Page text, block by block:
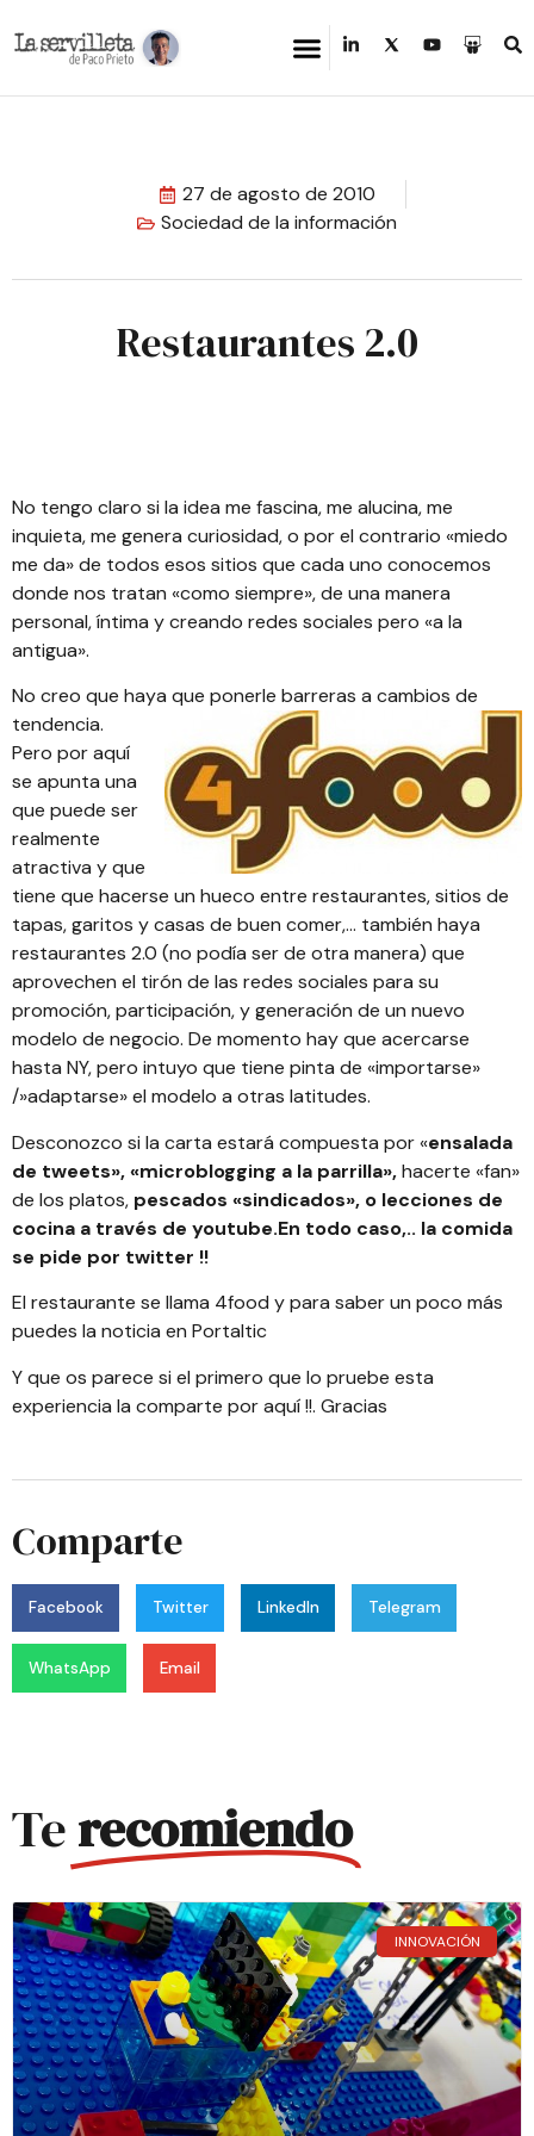
27 de agosto de 2010
Sociedad de la información
Restaurantes 2.0
No tengo claro si la idea me fascina, me alucina, me
inquieta, me genera curiosidad, o por el contrario «miedo
me da» de todos esos sitios que cada uno conocemos
donde nos tratan «como siempre», de una manera
personal, íntima y creando redes sociales pero «a la
antigua».
No creo que haya que ponerle barreras a cambios de
tendencia.
Pero por aquí
se apunta una
que puede ser
realmente
atractiva y que
tiene que hacerse un hueco entre restaurantes, sitios de
tapas, garitos y casas de buen comer,… también haya
restaurantes 2.0 (no podía ser de otra manera) que
aprovechen el tirón de las redes sociales para su
promoción, participación, y generación de un nuevo
modelo de negocio. De momento hay que acercarse
hasta NY, pero intuyo que tiene pinta de «importarse»
/»adaptarse» el modelo a otras latitudes.
Desconozco si la carta estará compuesta por «ensalada
de tweets», «microblogging a la parrilla»,hacerte «fan»
de los platos, pescados «sindicados», o lecciones de
cocina a través de youtube.En todo caso,.. la comida
se pide por twitter !!
El restaurante se llama 4food y para saber un poco más
puedes la noticia en Portaltic
Y que os parece si el primero que lo pruebe esta
experiencia la comparte por aquí !!. Gracias
Comparte
Facebook Twitter LinkedIn Telegram
WhatsApp Email
Terecomiendo
INNOVACIÓN